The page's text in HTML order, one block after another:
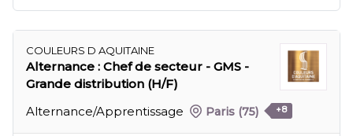
COULEURS D AQUITAINE
Alternance : Chef de secteur - GMS -
Grande distribution (H/F)
Alternance/Apprentissage
Paris (75) +8